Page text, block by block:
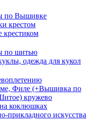
по Вышивке
крестом
по шитью
одежда для кукол
Филе (+Вышивка по
кружево
коклюшках
прикладного искусства